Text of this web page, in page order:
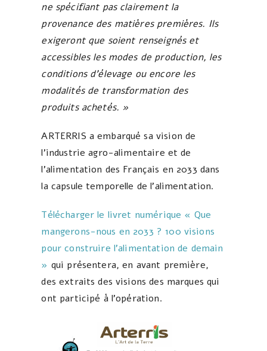
ne spécifiant pas clairement la
provenance des matières premières. Ils
exigeront que soient renseignés et
accessibles les modes de production, les
conditions d’élevage ou encore les
modalités de transformation des
produits achetés. »
ARTERRIS a embarqué sa vision de
l’industrie agro-alimentaire et de
l’alimentation des Français en 2033 dans
la capsule temporelle de l’alimentation.
Télécharger le livret numérique « Que
mangerons-nous en 2033 ? 100 visions
pour construire l’alimentation de demain
» qui présentera, en avant première,
des extraits des visions des marques qui
ont participé à l’opération.